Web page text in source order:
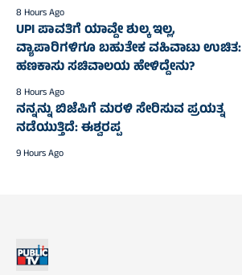
8 Hours Ago
UPI ಪಾವತಿಗೆ ಯಾವ್ದೇ ಶುಲ್ಕ ಇಲ್ಲ,
ವ್ಯಾಪಾರಿಗಳಿಗೂ ಬಹುತೇಕ ವಹಿವಾಟು ಉಚಿತ:
ಹಣಕಾಸು ಸಚಿವಾಲಯ ಹೇಳಿದ್ದೇನು?
8 Hours Ago
ನನ್ನನ್ನು ಬಿಜೆಪಿಗೆ ಮರಳಿ ಸೇರಿಸುವ ಪ್ರಯತ್ನ
ನಡೆಯುತ್ತಿದೆ: ಈಶ್ವರಪ್ಪ
9 Hours Ago